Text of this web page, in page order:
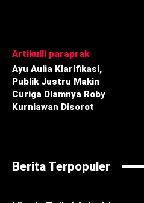
Artikulli paraprak
Ayu Aulia Klarifikasi,
Publik Justru Makin
Curiga Diamnya Roby
Kurniawan Disorot ‎
Berita Terpopuler